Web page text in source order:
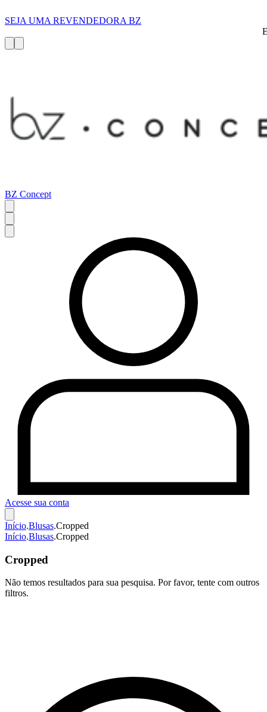
SEJA UMA REVENDEDORA BZ
BZ Concept
Acesse sua conta
Início.Blusas.Cropped
Início.Blusas.Cropped
Cropped
Não temos resultados para sua pesquisa. Por favor, tente com outros
filtros.